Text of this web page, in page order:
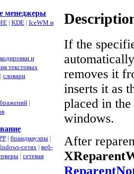
менеджеры
| KDE | IceWM и
и
текстовых
| словари
|
| брандмауэры |
сетях | веб-
| сетевая
If the
removes it
inserts it as
placed in
windows.
After